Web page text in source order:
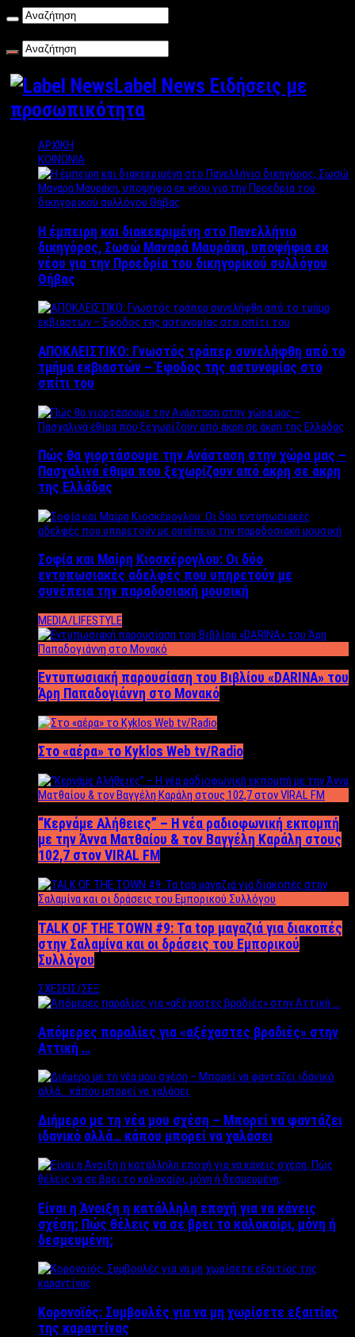
Label News Ειδήσεις με
προσωπικότητα
ΑΡΧΙΚΗ
ΚΟΙΝΩΝΙΑ
Η έμπειρη και διακεκριμένη στο Πανελλήνιο
δικηγόρος, Σωσώ Μαναρά Μαυράκη, υποψήφια εκ
νέου για την Προεδρία του δικηγορικού συλλόγου
Θήβας
ΑΠΟΚΛΕΙΣΤΙΚΟ: Γνωστός τράπερ συνελήφθη από το
τμήμα εκβιαστών – Έφοδος της αστυνομίας στο
σπίτι του
Πώς θα γιορτάσουμε την Ανάσταση στην χώρα μας –
Πασχαλινά έθιμα που ξεχωρίζουν από άκρη σε άκρη
της Ελλάδας
Σοφία και Μαίρη Κιοσκέρογλου: Οι δύο
εντυπωσιακές αδελφές που υπηρετούν με
συνέπεια την παραδοσιακή μουσική
MEDIA/LIFESTYLE
Εντυπωσιακή παρουσίαση του Βιβλίου «DARINA» του
Άρη Παπαδογιάννη στο Μονακό
Στο «αέρα» το Kyklos Web tv/Radio
“Kερνάμε Αλήθειες” – Η νέα ραδιοφωνική εκπομπή
με την Άννα Ματθαίου & τον Βαγγέλη Καράλη στους
102,7 στον VIRAL FM
TALK OF THE TOWN #9: Τα top μαγαζιά για διακοπές
στην Σαλαμίνα και οι δράσεις του Εμπορικού
Συλλόγου
ΣΧΕΣΕΙΣ/ΣΕΞ
Απόμερες παραλίες για «αξέχαστες βραδιές» στην
Αττική …
Διήμερο με τη νέα μου σχέση – Μπορεί να φαντάζει
ιδανικό αλλά… κάπου μπορεί να χαλάσει
Είναι η Άνοιξη η κατάλληλη εποχή για να κάνεις
σχέση; Πώς θέλεις να σε βρει το καλοκαίρι, μόνη ή
δεσμευμένη;
Κορονοϊός: Συμβουλές για να μη χωρίσετε εξαιτίας
της καραντίνας